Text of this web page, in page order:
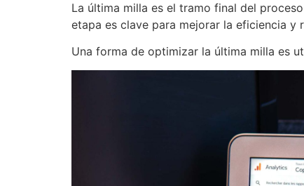
La última milla es el tramo final del
etapa es clave para mejorar la eficiencia y
Una forma de optimizar la última milla es